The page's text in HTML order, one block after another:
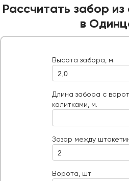
Рассчитать забор
в
Высота забора, м.
2,0
Длина забора с
калитками, м.
Зазор между
2
Ворота, шт
Длина забора с воротами и